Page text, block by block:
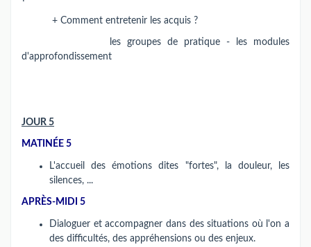
+ Comment entretenir les acquis ?
les groupes de pratique - les modules
d'approfondissement
JOUR 5
MATINÉE 5
L'accueil des émotions dites "fortes", la douleur, les
silences, ...
APRÈS-MIDI 5
Dialoguer et accompagner dans des situations où l'on a
des difficultés, des appréhensions ou des enjeux.